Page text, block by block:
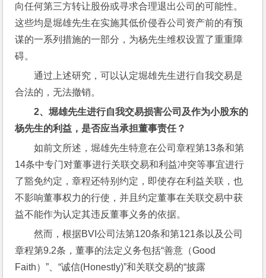
向任何第三方转让股份或寻求合理退出公司的可能性。
这些均是堀雄先生在实施其低价侵吞公司资产前的有预
谋的一系列措施的一部分，为杨先生维权设置了重重障
碍。
通过上述研究，可以认定堀雄先生进行自我交易是
合法的，无法撤销。
2、堀雄先生进行自我交易损害公司及作为小股东的
杨先生的利益，是否应当承担董事责任？
如前文所述，堀雄先生特意在公司章程第13条和第
14条中专门对董事进行关联交易和利益冲突等事宜进行
了豁免约定，章程还特别约定，即使存在利益关联，也
不影响董事权力的行使，并且约定董事在关联交易中获
益不能作为认定其违反董事义务的依据。
然而，根据BVI公司法第120条和第121条以及公司
章程第9.2条，董事的法定义务包括“善意（Good
Faith）”、“诚信(Honestly)”和关联交易的“披露